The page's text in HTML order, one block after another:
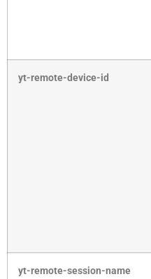
yt-remote-device-id
yt-remote-session-name